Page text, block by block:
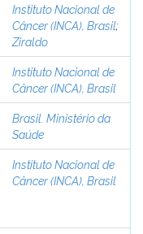
Instituto Nacional de
Câncer (INCA), Brasil;
Ziraldo
Instituto Nacional de
Câncer (INCA), Brasil
Brasil. Ministério da
Saúde
Instituto Nacional de
Câncer (INCA), Brasil